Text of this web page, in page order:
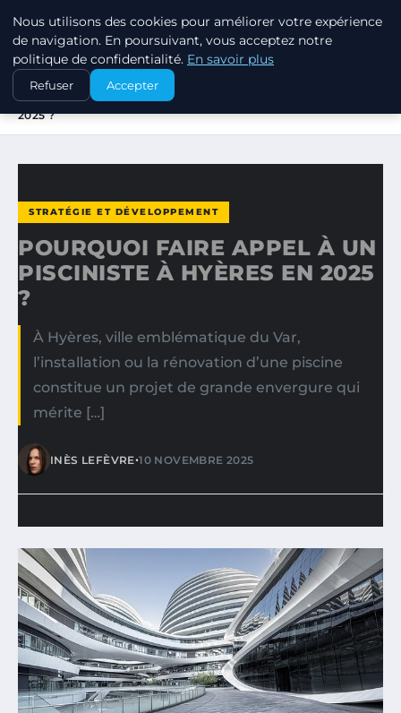
MARKETING STRATEGIQUE
ACCUEIL
STRATÉGIE ET DÉVELOPPEMENT
POURQUOI FAIRE APPEL À UN PISCINISTE À HYÈRES EN
2025 ?
STRATÉGIE ET DÉVELOPPEMENT
POURQUOI FAIRE APPEL À UN
PISCINISTE À HYÈRES EN 2025
?
À Hyères, ville emblématique du Var,
l’installation ou la rénovation d’une piscine
constitue un projet de grande envergure qui
mérite […]
INÈS LEFÈVRE•10 NOVEMBRE 2025
Nous utilisons des cookies pour améliorer votre expérience
de navigation. En poursuivant, vous acceptez notre
politique de confidentialité. En savoir plus
Refuser Accepter